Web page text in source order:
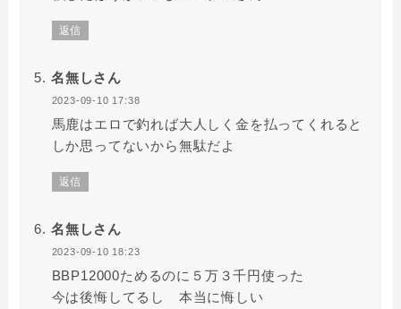
返信
名無しさん
2023-09-10 17:38
馬鹿はエロで釣れば大人しく金を払ってくれると
しか思ってないから無駄だよ
返信
名無しさん
2023-09-10 18:23
BBP12000ためるのに５万３千円使った
今は後悔してるし 本当に悔しい